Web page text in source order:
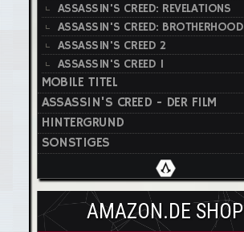
ASSASSIN'S CREED: REVELATIONS
ASSASSIN'S CREED: BROTHERHOOD
ASSASSIN'S CREED 2
ASSASSIN'S CREED 1
MOBILE TITEL
ASSASSIN'S CREED - DER FILM
HINTERGRUND
SONSTIGES
AMAZON.DE SHOP